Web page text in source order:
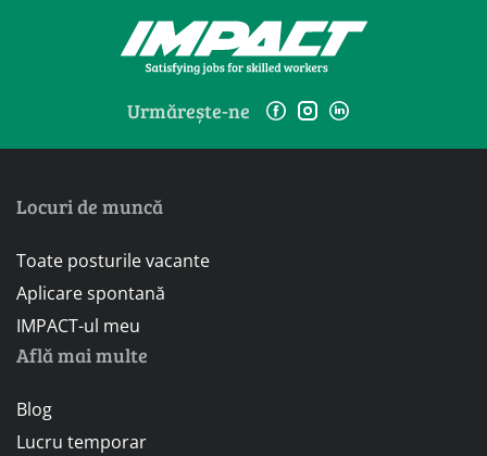
Urmărește-ne
Locuri de muncă
Toate posturile vacante
Aplicare spontană
IMPACT-ul meu
Află mai multe
Blog
Lucru temporar